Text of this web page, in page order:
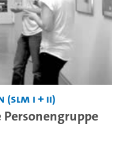
I + II)